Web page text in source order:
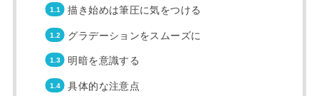
描き始めは筆圧に気をつける
グラデーションをスムーズに
明暗を意識する
具体的な注意点